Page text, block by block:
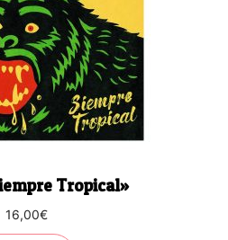
Tropical»
16,00€